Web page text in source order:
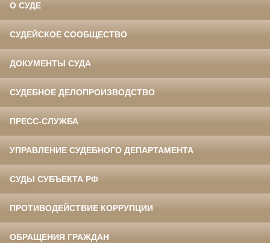
О СУДЕ
СУДЕЙСКОЕ СООБЩЕСТВО
ДОКУМЕНТЫ СУДА
СУДЕБНОЕ ДЕЛОПРОИЗВОДСТВО
ПРЕСС-СЛУЖБА
УПРАВЛЕНИЕ СУДЕБНОГО ДЕПАРТАМЕНТА
СУДЫ СУБЪЕКТА РФ
ПРОТИВОДЕЙСТВИЕ КОРРУПЦИИ
ОБРАЩЕНИЯ ГРАЖДАН